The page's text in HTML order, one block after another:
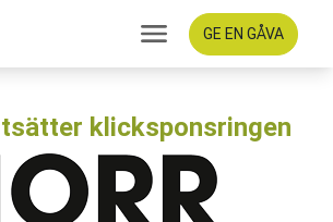
GE EN GÅVA
klicksponsringen